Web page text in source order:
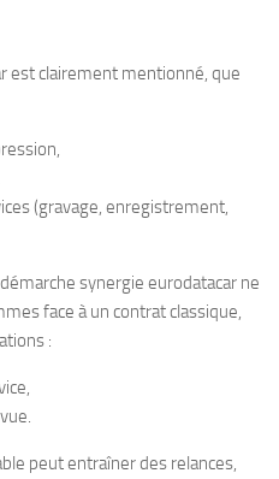
est clairement mentionné, que
(gravage, enregistrement,
synergie eurodatacar ne
face à un contrat classique,
:
peut entraîner des relances,